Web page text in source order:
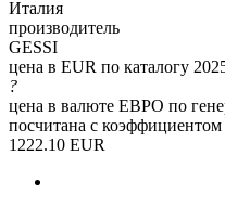
Италия
производитель
GESSI
цена в EUR по каталогу
?
цена в валюте ЕВРО по
посчитана с коэффициентом
1222.10 EUR